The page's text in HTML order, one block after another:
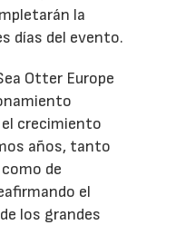
la
días del evento.
Otter Europe
crecimiento
años, tanto
de
el
los grandes